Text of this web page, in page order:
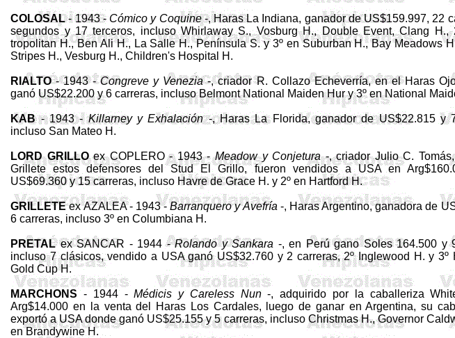
COLOSAL- 1943 -Cómico y Coquine-, Haras La Indiana, ganador de US$159.997, 22
segundos y 17 terceros, inclusoWhirlawayS.,VosburgH.,Double Event,Clang H.,
tropolitan H., Ben Ali H., La Salle H., Península S. y 3º enSubur­ban H., Bay Meadows
Stripes H.,Vesburg H.,Children's Hospital H.
RIALTO- 1943 -Congreve y Venezia-, criador R. Collazo Echeverría, en el Haras
ganó US$22.200 y 6 carreras, incluso BelmontNational MaidenHury 3º enNational
KAB- 1943 -Killarney y Exhalación-, Haras La Florida, ganador de US$22.815 y
incluso San Mateo H.
LORD GRILLOex COPLERO - 1943 -Mea­dow y Conjetura-, criador Julio C.
Grillete estos defensores delStudEl Grillo, fueron vendidos a USA en Arg
US$69.360 y 15 carreras, incluso Havre de Grace H. y 2º en Hartford H.
GRILLETEex AZALEA - 1943 -Barranque­ro y Avefría -, Haras Argentino, ganadora de
6 carreras, incluso 3º enColumbiana H.
PRETALex SANCAR - 1944 -Rolando y Sankara -, en Perú gano Soles 164.500 y
incluso 7 clá­sicos, vendido a USA ganó US$32.760 y 2 carreras, 2º Inglewood H. y 3º
GoldCupH.
MARCHONS - 1944 -Médicis y CarelessNun-, adquirido por la caballeriza
Arg$14.000 en la venta del Haras Los Cardales, luego de ganar en Argentina, su
exportó a USA donde ganó US$25.155 y 5 carreras, incluso Christmas H.,Governor
enBrandywineH.